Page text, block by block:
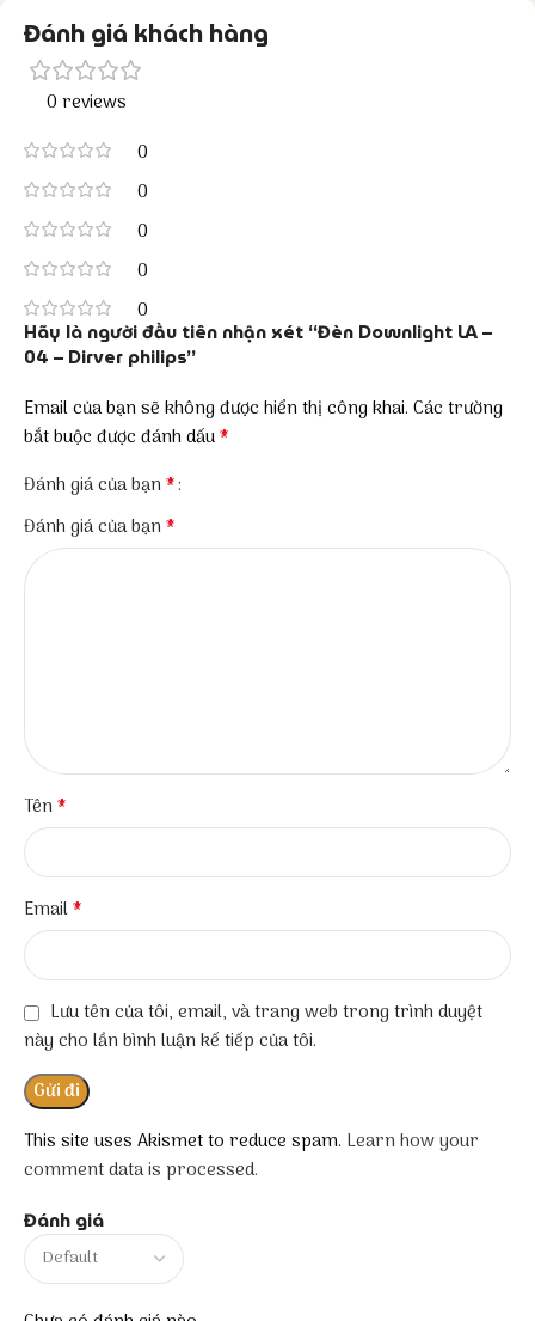
Đánh giá khách hàng
0 reviews
0
0
0
0
0
Đánh giá
Hãy là người đầu tiên nhận xét “Đèn Downlight LA –
04 – Dirver philips”
Email của bạn sẽ không được hiển thị công khai. Các trường
bắt buộc được đánh dấu*
Đánh giá của bạn*
Đánh giá của bạn*
Tên*
Email*
Lưu tên của tôi, email, và trang web trong trình duyệt
này cho lần bình luận kế tiếp của tôi.
This site uses Akismet to reduce spam. Learn how your
comment data is processed.